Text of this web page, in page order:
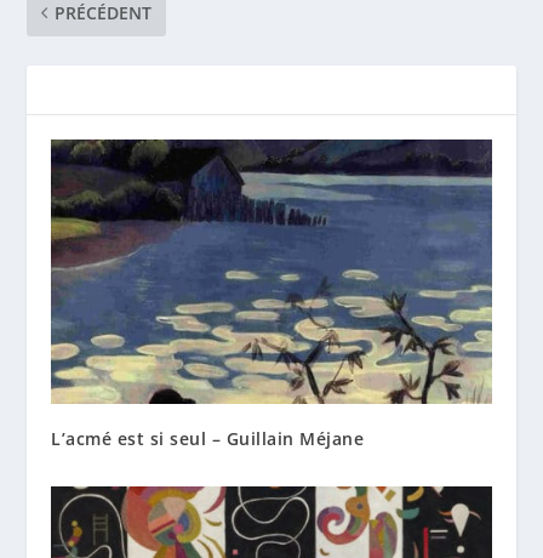
PRÉCÉDENT
L’acmé est si seul – Guillain Méjane